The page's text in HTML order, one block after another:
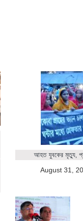
আহত যুবকের মৃত্যু,
August 31,